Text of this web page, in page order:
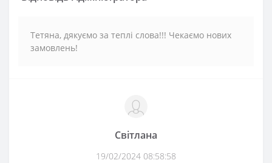
Тетяна, дякуємо за теплі слова!!! Чекаємо нових
замовлень!
Світлана
19/02/2024 08:58:58